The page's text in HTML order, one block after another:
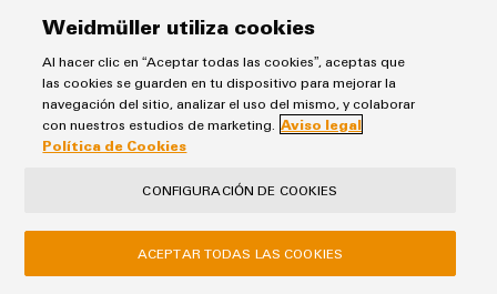
Política de Compras
Weidmüller utiliza cookies
Al hacer clic en “Aceptar todas las cookies”, aceptas que
las cookies se guarden en tu dispositivo para mejorar la
navegación del sitio, analizar el uso del mismo, y colaborar
con nuestros estudios de marketing. Aviso legal
Política de Cookies
CONFIGURACIÓN DE COOKIES
ACEPTAR TODAS LAS COOKIES